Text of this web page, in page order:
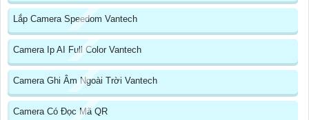
Lắp Camera Speedom Vantech
Camera Ip AI Full Color Vantech
Camera Ghi Âm Ngoài Trời Vantech
Camera Có Đọc Mã QR